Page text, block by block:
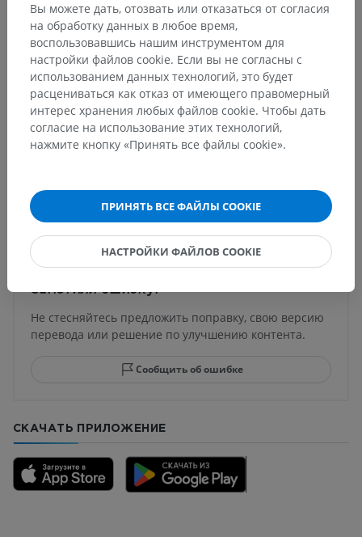
Межгрудные узлы
Дельтовидно-грудные узлы; подключные узлы
Плечевые узлы
Локтевые узлы
Поверхностные узлы
Глубокие узлы
Переводы
Заметили ошибку?
Не стесняйтесь предложить поправку, свою версию
перевода или решение по улучшению контента.
Сообщить об ошибке
СКАЧАТЬ ПРИЛОЖЕНИЕ
Вы можете дать, отозвать или отказаться от согласия
на обработку данных в любое время,
воспользовавшись нашим инструментом для
настройки файлов cookie. Если вы не согласны с
использованием данных технологий, это будет
расцениваться как отказ от имеющего правомерный
интерес хранения любых файлов cookie. Чтобы дать
согласие на использование этих технологий,
нажмите кнопку «Принять все файлы cookie».
ПРИНЯТЬ ВСЕ ФАЙЛЫ COOKIE
НАСТРОЙКИ ФАЙЛОВ COOKIE